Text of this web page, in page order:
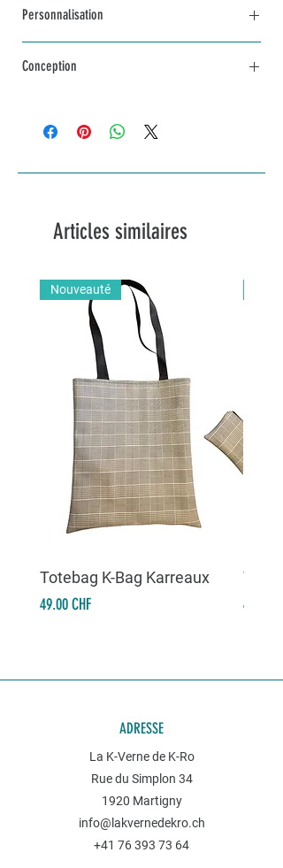
Personnalisation
et sur mesure, n’hésitez pas à me contacter
Conception
Articles similaires
Nouveauté
Totebag K-Bag Karreaux
Prix
49.00 CHF Prix
49.00
ADRESSE
La K-Verne de K-Ro
Rue du Simplon 34
1920 Martigny
info@lakvernedekro.ch
+41 76 393 73 64